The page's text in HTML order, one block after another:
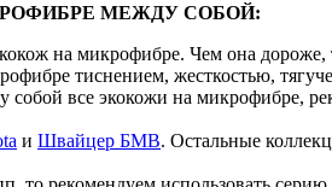
МЕЖДУ СОБОЙ:
на микрофибре. Чем она дороже,
тиснением, жесткостью,
все экокожи на микрофибре,
и Швайцер БМВ. Остальные